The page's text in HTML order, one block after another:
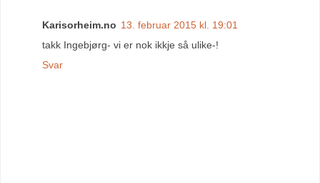
Karisorheim.no 13. februar 2015 kl. 19:01
takk Ingebjørg- vi er nok ikkje så ulike-!
Svar